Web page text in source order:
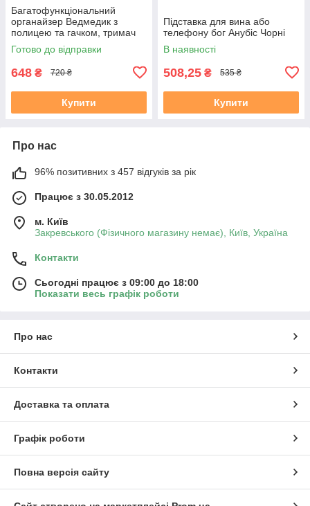
Багатофункціональний
органайзер Ведмедик з
полицею та гачком, тримач
туалетного паперу/рушника/
мочалки, для прикрас/
Готово до відправки
648 ₴ 720 ₴
Купити
Підставка для вина або
телефону бог Анубіс Чорні
В наявності
508,25 ₴ 535 ₴
Купити
Про нас
96% позитивних з 457 відгуків за рік
Працює з 30.05.2012
м. Київ
Закревського (Фізичного магазину немає), Київ, Україна
Контакти
Сьогодні працює з 09:00 до 18:00
Показати весь графік роботи
Про нас
Контакти
Доставка та оплата
Графік роботи
Повна версія сайту